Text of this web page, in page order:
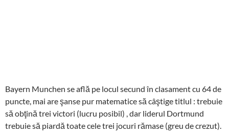
Bayern Munchen se află pe locul secund în clasament cu 64 de
puncte, mai are şanse pur matematice să câştige titlul : trebuie
să obţină trei victori (lucru posibil) , dar liderul Dortmund
trebuie să piardă toate cele trei jocuri rămase (greu de crezut).